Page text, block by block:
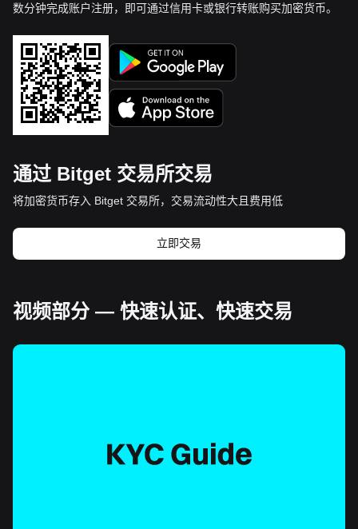
数分钟完成账户注册，即可通过信用卡或银行转账购买加密货币。
通过 Bitget 交易所交易
将加密货币存入 Bitget 交易所，交易流动性大且费用低
立即交易
视频部分 — 快速认证、快速交易